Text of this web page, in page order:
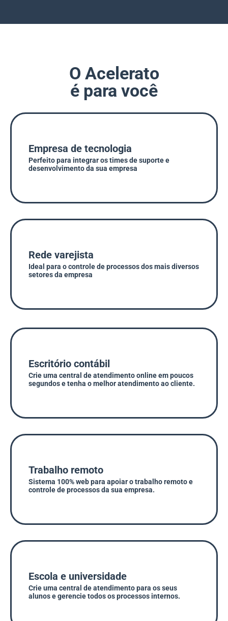
O Acelerato
é para você
Empresa de tecnologia
Perfeito para integrar os times de suporte e
desenvolvimento da sua empresa
Rede varejista
Ideal para o controle de processos dos mais diversos
setores da empresa
Escritório contábil
Crie uma central de atendimento online em poucos
segundos e tenha o melhor atendimento ao cliente.
Trabalho remoto
Sistema 100% web para apoiar o trabalho remoto e
controle de processos da sua empresa.
Escola e universidade
Crie uma central de atendimento para os seus
alunos e gerencie todos os processos internos.